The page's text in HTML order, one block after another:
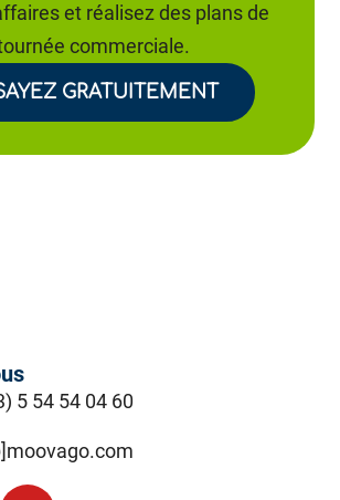
et réalisez des plans de
commerciale.
GRATUITEMENT
5 54 54 04 60